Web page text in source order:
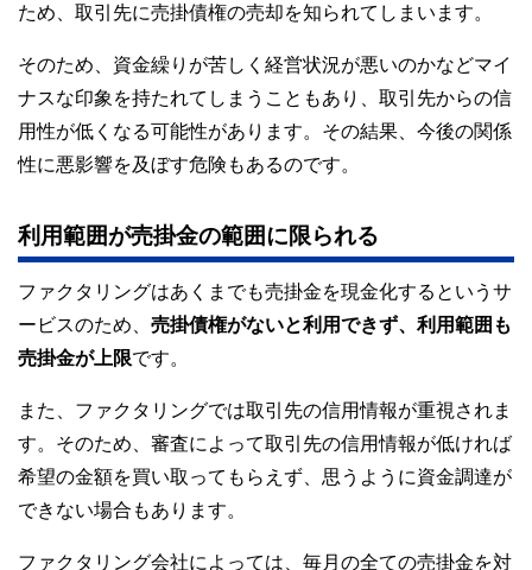
ため、取引先に売掛債権の売却を知られてしまいます。
そのため、資金繰りが苦しく経営状況が悪いのかなどマイ
ナスな印象を持たれてしまうこともあり、取引先からの信
用性が低くなる可能性があります。その結果、今後の関係
性に悪影響を及ぼす危険もあるのです。
利用範囲が売掛金の範囲に限られる
ファクタリングはあくまでも売掛金を現金化するというサ
ービスのため、 売掛債権がないと利用できず、利用範囲も
売掛金が上限です。
また、ファクタリングでは取引先の信用情報が重視されま
す。そのため、審査によって取引先の信用情報が低ければ
希望の金額を買い取ってもらえず、思うように資金調達が
できない場合もあります。
ファクタリング会社によっては、毎月の全ての売掛金を対